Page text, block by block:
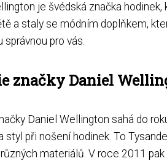
je švédská značka
a staly se módním doplňkem,
správnou pro vás.
značky Daniel
Daniel Wellington sahá do
styl při nošení hodinek. To
materiálů. V roce 2011